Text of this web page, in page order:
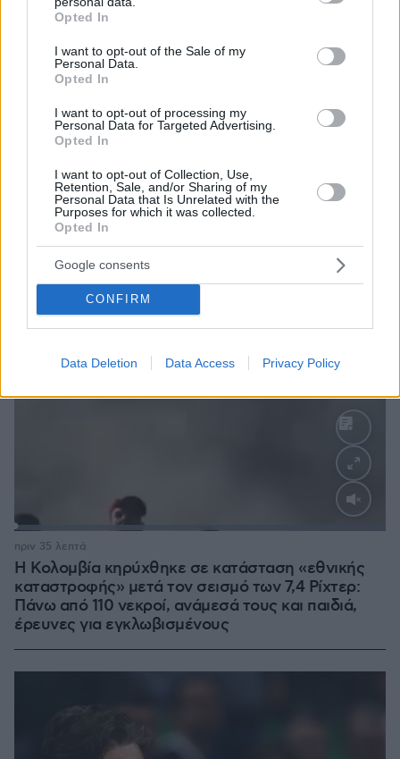
grant or deny consent to Google and its third-party tags to
use your data for below specified purposes in below Google
consent section.
Opted In
I want to opt-out of the Sale of my
Personal Data.
Opted In
I want to opt-out of processing my
Personal Data for Targeted Advertising.
Opted In
I want to opt-out of Collection, Use,
Retention, Sale, and/or Sharing of my
Personal Data that Is Unrelated with the
Purposes for which it was collected.
Opted In
Google consents
CONFIRM
Data Deletion Data Access Privacy Policy
ΔΕΙΤΕ ΟΛΕΣ ΤΙΣ ΕΙΔΗΣΕΙΣ
ΤΑ ΠΙΟ ΔΗΜΟΦΙΛΗ
Loaded
Η Κολομβία κηρύχθηκε σε κατάσταση «εθνικής
καταστροφής» μετά τον σεισμό των 7,4 Ρίχτερ:
Πάνω από 110 νεκροί, ανάμεσά τους και παιδιά,
έρευνες για εγκλωβισμένους
πριν 35 λεπτά